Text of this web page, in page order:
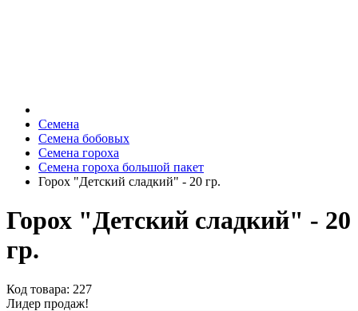
Семена
Семена бобовых
Семена гороха
Семена гороха большой пакет
Горох "Детский сладкий" - 20 гр.
Горох "Детский сладкий" - 20
гр.
Код товара: 227
Лидер продаж!